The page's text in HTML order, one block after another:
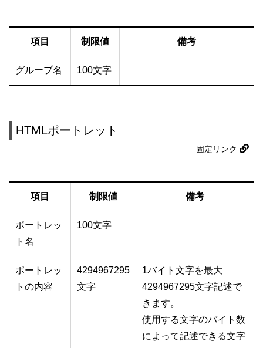
項目 制限値 備考
グループ名 100文字
HTMLポートレット
固定リンク
項目 制限値 備考
ポートレッ
ト名
100文字
ポートレッ
トの内容
4294967295
文字
1バイト文字を最大
4294967295文字記述で
きます。
使用する文字のバイト数
によって記述できる文字